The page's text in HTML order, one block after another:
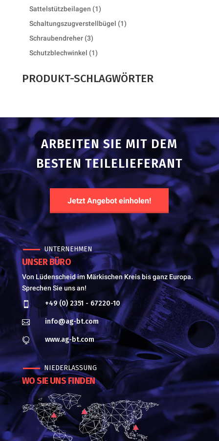
products
Sattelstützbeilagen 11
product
Schaltungszugverstellbügel 11
Schraubendreher 33
products
Schutzblechwinkel 11
PRODUKT-SCHLAGWÖRTER
ARBEITEN SIE MIT DEM
BESTEN TEILELIEFERANT
Jetzt Angebot einholen!
UNTERNEHMEN
UNSER BÜRO
Von Lüdenscheid im Märkischen Kreis bis ganz Europa.
Sprechen Sie uns an!
 +49 (0) 2351 - 67220-10
 info@ag-bt.com
 www.ag-bt.com
NIEDERLASSUNG
WO SIE UNS FINDEN